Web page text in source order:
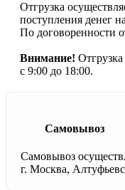
Отгрузка
поступления денег
По договоренности
Внимание!
с 9:00 до 18:00.
Самовывоз
Самовывоз
г. Москва,